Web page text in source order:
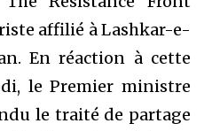
affilié à Lashkar-e-
En réaction à cette
le Premier ministre
le traité de partage